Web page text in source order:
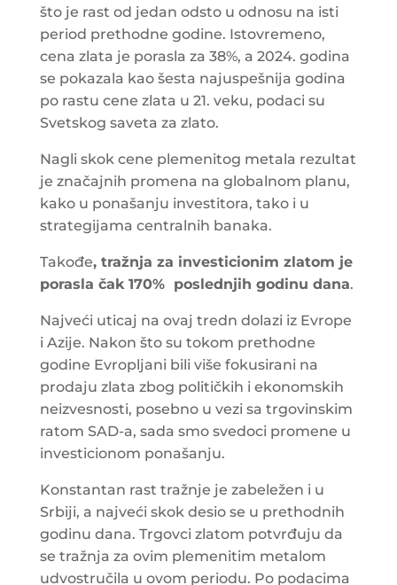
što je rast od jedan odsto u odnosu na isti
period prethodne godine. Istovremeno,
cena zlata je porasla za 38%, a 2024. godina
se pokazala kao šesta najuspešnija godina
po rastu cene zlata u 21. veku, podaci su
Svetskog saveta za zlato.
Nagli skok cene plemenitog metala rezultat
je značajnih promena na globalnom planu,
kako u ponašanju investitora, tako i u
strategijama centralnih banaka.
Takođe, tražnja za investicionim zlatom je
porasla čak 170% poslednjih godinu dana.
Najveći uticaj na ovaj tredn dolazi iz Evrope
i Azije. Nakon što su tokom prethodne
godine Evropljani bili više fokusirani na
prodaju zlata zbog političkih i ekonomskih
neizvesnosti, posebno u vezi sa trgovinskim
ratom SAD-a, sada smo svedoci promene u
investicionom ponašanju.
Konstantan rast tražnje je zabeležen i u
Srbiji, a najveći skok desio se u prethodnih
godinu dana. Trgovci zlatom potvrđuju da
se tražnja za ovim plemenitim metalom
udvostručila u ovom periodu. Po podacima